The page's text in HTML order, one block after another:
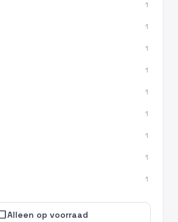
1
1
1
1
1
1
1
1
1
Alleen op voorraad